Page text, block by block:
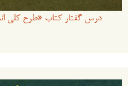
درس گفتار کتاب «طرح کلی